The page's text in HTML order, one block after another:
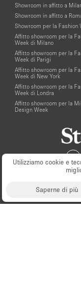
Utilizziamo cookie e
Saperne di più
Showroom in affitto a
Showroom in affitto a
Showroom per la Fashion
Affitto showroom per la
Week di Milano
Affitto showroom per la
Week di Parigi
Affitto showroom per la
Week di New York
Affitto showroom per la
Week di Londra
Affitto showroom per la
Design Week